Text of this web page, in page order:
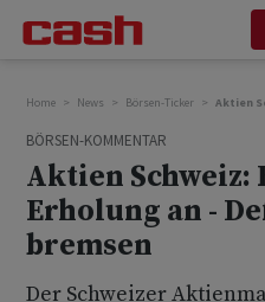
Home News Börsen-Ticker Aktien
BÖRSEN-KOMMENTAR
Aktien
Erholung an -
bremsen
Der Schweizer